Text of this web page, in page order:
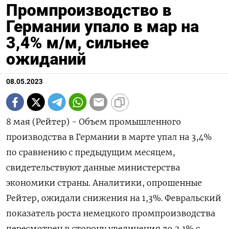
Промпроизводство в
Германии упало в мар на
3,4% м/м, сильнее
ожиданий
08.05.2023
8 мая (Рейтер) - Объем промышленного
производства в Германии в марте упал на 3,4% ​
по сравнению с предыдущим месяцем,
свидетельствуют данные министерства
экономики страны. Аналитики, опрошенные
Рейтер, ожидали снижения на 1,3%. Февральский
показатель роста немецкого промпроизводства